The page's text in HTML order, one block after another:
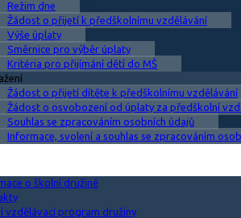
Režim dne
Žádost o přijetí k předškolnímu vzdělávání
Výše úplaty
Směrnice pro výběr úplaty
Kritéria pro přijímání dětí do MŠ
Žádost o přijetí dítěte k předškolnímu vzdělávání
Žádost o osvobození od úplaty za předškolní
Souhlas se zpracováním osobních údajů
Informace, svolení a souhlas se zpracováním
o školní družině
vzdělávací program družiny